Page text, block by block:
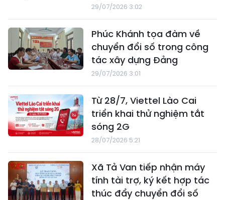
29/07/2026 3:02
Phúc Khánh tọa đàm về
chuyển đổi số trong công
tác xây dựng Đảng
29/07/2026 3:01
Từ 28/7, Viettel Lào Cai
triển khai thử nghiệm tắt
sóng 2G
28/07/2026 5:21
Xã Tả Van tiếp nhận máy
tính tài trợ, ký kết hợp tác
thúc đẩy chuyển đổi số